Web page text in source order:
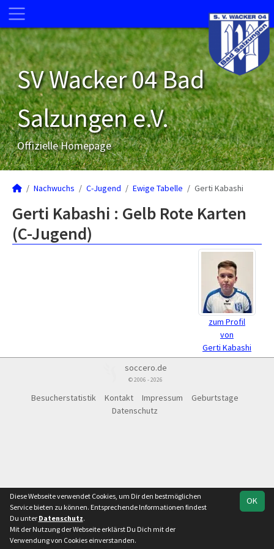
SV Wacker 04 Bad
Salzungen e.V.
Offizielle Homepage
Nachwuchs C-Jugend Ewige Tabelle Gerti Kabashi
Gerti Kabashi : Gelb Rote Karten
(C-Jugend)
zum Profil
von
Gerti Kabashi
soccero.de
© 2006 - 2026
Besucherstatistik Kontakt Impressum
Geburtstage
Datenschutz
OK
Diese Webseite verwendet Cookies, um Dir den bestmöglichen
Service bieten zu können. Entsprechende Informationen findest
Du unter Datenschutz.
Mit der Nutzung der Webseite erklärst Du Dich mit der
Verwendung von Cookies einverstanden.